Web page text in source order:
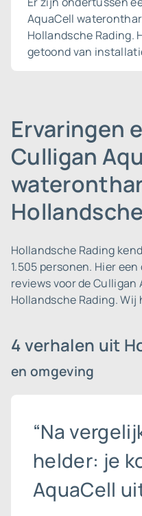
AquaCell
Hollandsche Rading.
getoond van
Ervaringen
Culligan
Hollandsche Rading
1.505 personen. Hier
reviews voor de
Hollandsche Rading. Wij
4 verhalen uit
en omgeving
“Na
helder: je
AquaCell